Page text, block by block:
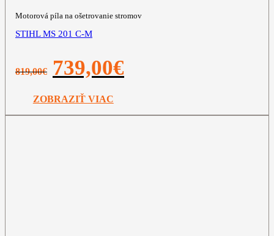
Motorová píla na ošetrovanie stromov
STIHL MS 201 C-M
819,00€
Pôvodná
cena
819,00€.
739,00€
ZOBRAZIŤ VIAC